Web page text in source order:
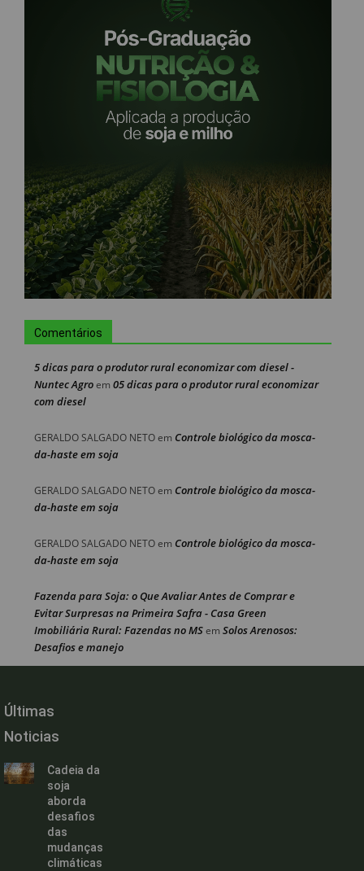
Comentários
5 dicas para o produtor rural economizar com diesel -
Nuntec Agroem 05 dicas para o produtor rural economizar
com diesel
GERALDO SALGADO NETOem Controle biológico da mosca-
da-haste em soja
GERALDO SALGADO NETOem Controle biológico da mosca-
da-haste em soja
GERALDO SALGADO NETOem Controle biológico da mosca-
da-haste em soja
Fazenda para Soja: o Que Avaliar Antes de Comprar e
Evitar Surpresas na Primeira Safra - Casa Green
Imobiliária Rural: Fazendas no MSem Solos Arenosos:
Desafios e manejo
Últimas
Noticias
Cadeia da
soja
aborda
desafios
das
mudanças
climáticas